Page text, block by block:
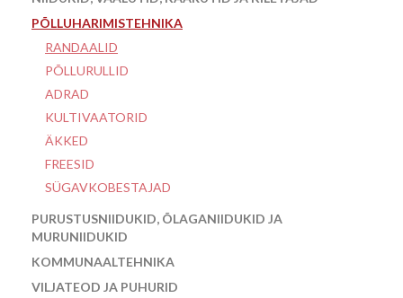
PÕLLUHARIMISTEHNIKA
RANDAALID
PÕLLURULLID
ADRAD
KULTIVAATORID
ÄKKED
FREESID
SÜGAVKOBESTAJAD
PURUSTUSNIIDUKID, ÕLAGANIIDUKID JA
MURUNIIDUKID
KOMMUNAALTEHNIKA
VILJATEOD JA PUHURID